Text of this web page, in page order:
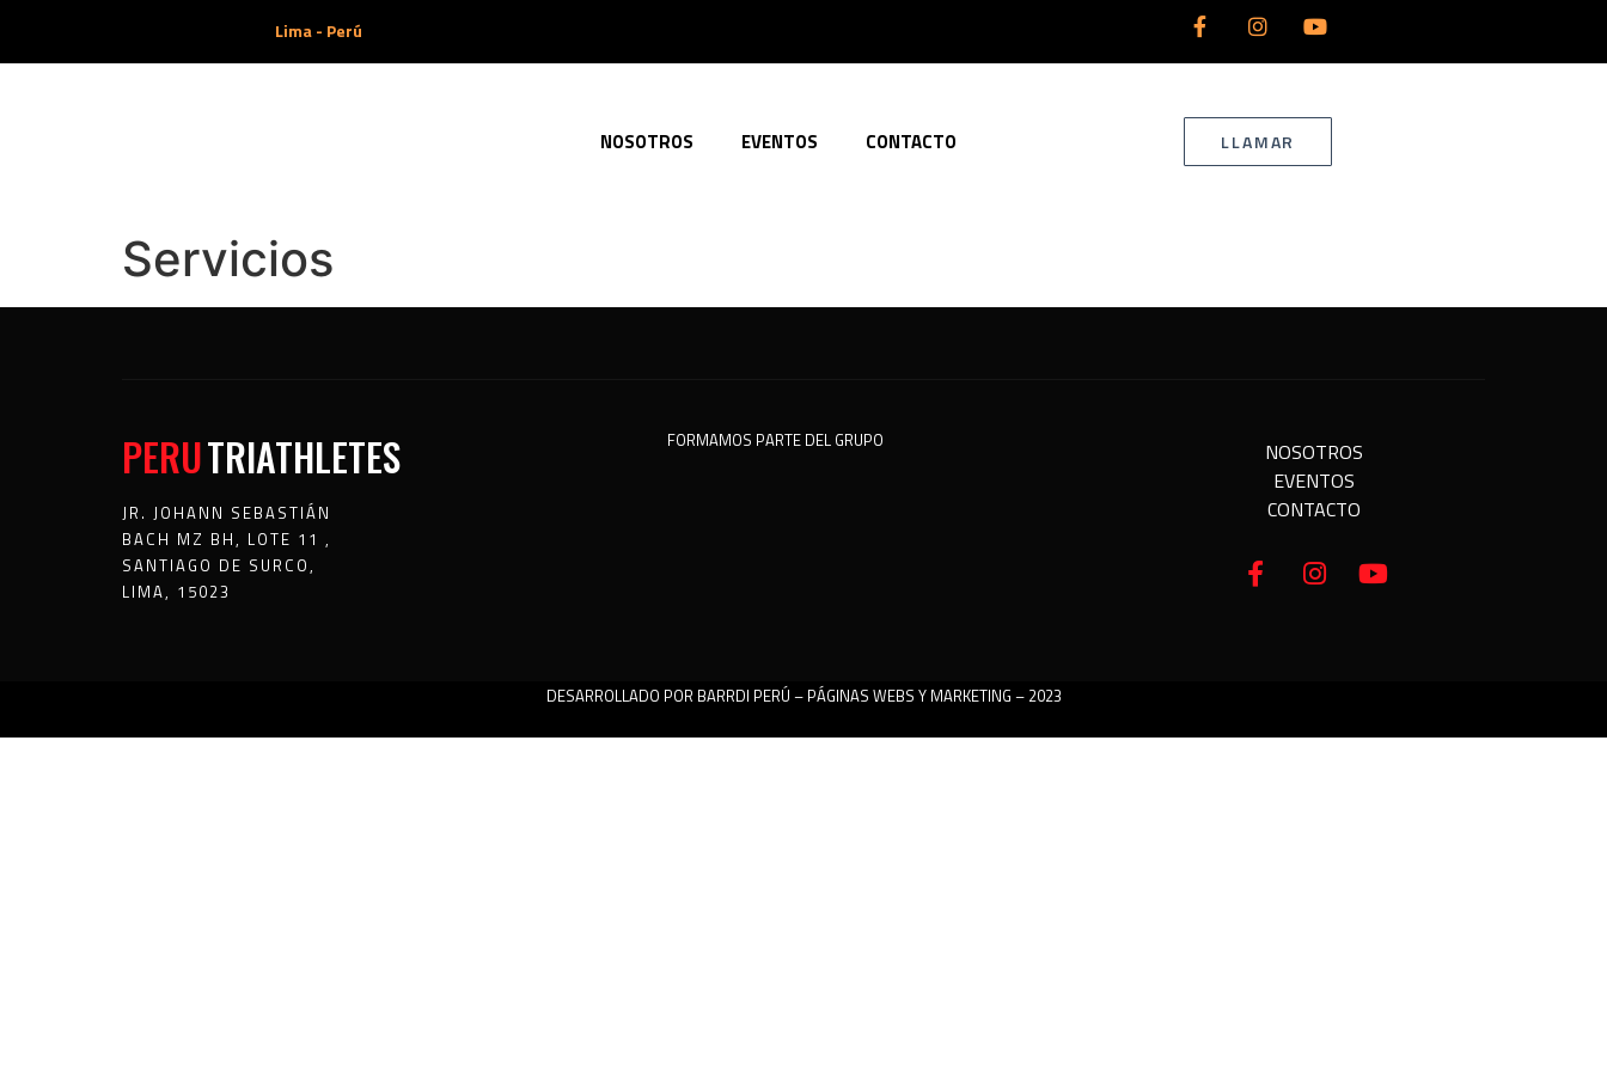
Lima - Perú
NOSOTROS EVENTOS CONTACTO LLAMAR
Servicios
PERU
JR. JOHANN SEBASTIÁN
BACH MZ BH, LOTE 11 ,
SANTIAGO DE SURCO,
LIMA, 15023
TRIATHLETES FORMAMOS PARTE DEL GRUPO
NOSOTROS
EVENTOS
CONTACTO
DESARROLLADO POR BARRDI PERÚ – PÁGINAS WEBS Y MARKETING – 2023